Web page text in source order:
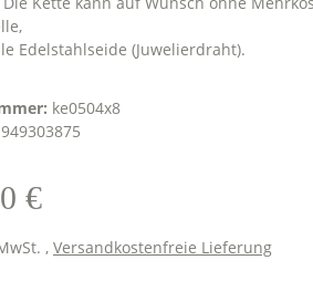
Edelstahlseide (Juwelierdraht).
ke0504x8
€
, Versandkostenfreie Lieferung